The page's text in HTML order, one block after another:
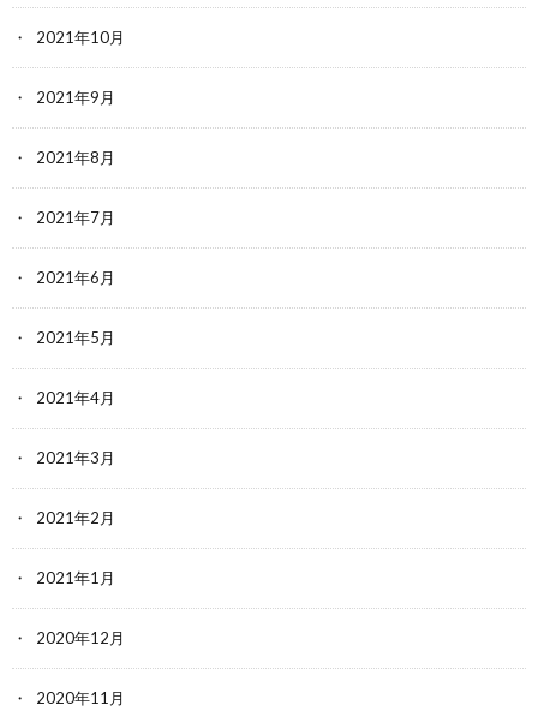
2021年10月
2021年9月
2021年8月
2021年7月
2021年6月
2021年5月
2021年4月
2021年3月
2021年2月
2021年1月
2020年12月
2020年11月